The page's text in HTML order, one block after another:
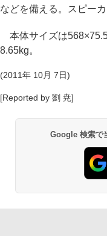
などを備える。スピーカ
本体サイズは
8.65kg。
(2011年 10月 7日)
[Reported by 劉 尭]
Google 検索で